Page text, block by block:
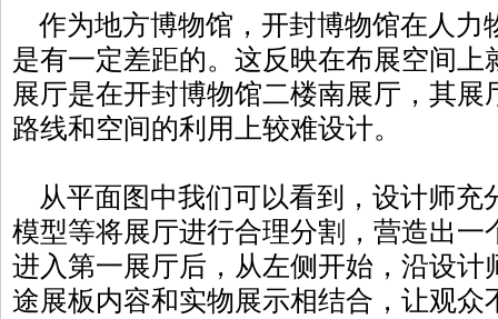
作为地方博物馆，开封博物馆在人力
是有一定差距的。这反映在布展空间上
展厅是在开封博物馆二楼南展厅，其展
路线和空间的利用上较难设计。
从平面图中我们可以看到，设计师充
模型等将展厅进行合理分割，营造出一
进入第一展厅后，从左侧开始，沿设计
途展板内容和实物展示相结合，让观众